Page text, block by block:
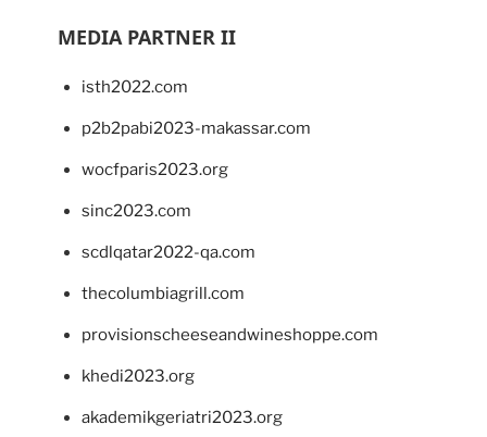
MEDIA PARTNER II
isth2022.com
p2b2pabi2023-makassar.com
wocfparis2023.org
sinc2023.com
scdlqatar2022-qa.com
thecolumbiagrill.com
provisionscheeseandwineshoppe.com
khedi2023.org
akademikgeriatri2023.org